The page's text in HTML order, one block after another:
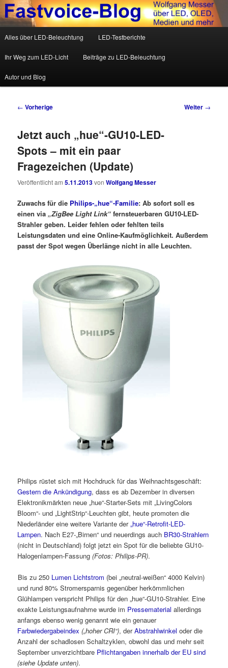
Fastvoice-Blog
Wolfgang Messer über LED, OLED, Medien und mehr
Zum Inhalt wechseln
Zum sekundären Inhalt wechseln
Alles über LED-Beleuchtung LED-Testberichte
Ihr Weg zum LED-Licht Beiträge zu LED-Beleuchtung
Autor und Blog
Beitrags-Navigation
← Vorherige Weiter →
Jetzt auch „hue“-GU10-LED-
Spots – mit ein paar
Fragezeichen (Update)
Veröffentlicht am5.11.2013vonWolfgang Messer
Zuwachs für die Philips-„hue“-Familie: Ab sofort soll es
einen via„ZigBee Light Link“ fernsteuerbaren GU10-LED-
Strahler geben. Leider fehlen oder fehlten teils
Leistungsdaten und eine Online-Kaufmöglichkeit. Außerdem
passt der Spot wegen Überlänge nicht in alle Leuchten.
Philips rüstet sich mit Hochdruck für das Weihnachtsgeschäft:
Gestern die Ankündigung, dass es ab Dezember in diversen
Elektronikmärkten neue „hue“-Starter-Sets mit „LivingColors
Bloom“- und „LightStrip“-Leuchten gibt, heute promoten die
Niederländer eine weitere Variante der„hue“-Retrofit-LED-
Lampen. Nach E27-„Birnen“ und neuerdings auch BR30-Strahlern
(nicht in Deutschland) folgt jetzt ein Spot für die beliebte GU10-
Halogenlampen-Fassung(Fotos: Philips-PR).
Bis zu 250 Lumen Lichtstrom (bei „neutral-weißen“ 4000 Kelvin)
und rund 80% Stromersparnis gegenüber herkömmlichen
Glühlampen verspricht Philips für den „hue“-GU10-Strahler. Eine
exakte Leistungsaufnahme wurde im Pressematerial allerdings
anfangs ebenso wenig genannt wie ein genauer
Farbwiedergabeindex („hoher CRI“), derAbstrahlwinkel oder die
Anzahl der schadlosen Schaltzyklen, obwohl das und mehr seit
September unverzichtbare Pflichtangaben innerhalb der EU sind
(siehe Update unten).